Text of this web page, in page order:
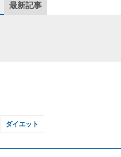
最新記事
ダイエット